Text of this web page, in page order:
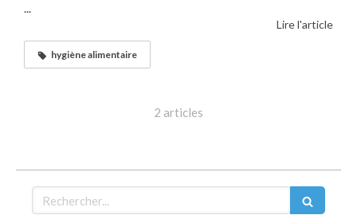
...
Lire l'article
hygiène alimentaire
2 articles
Rechercher